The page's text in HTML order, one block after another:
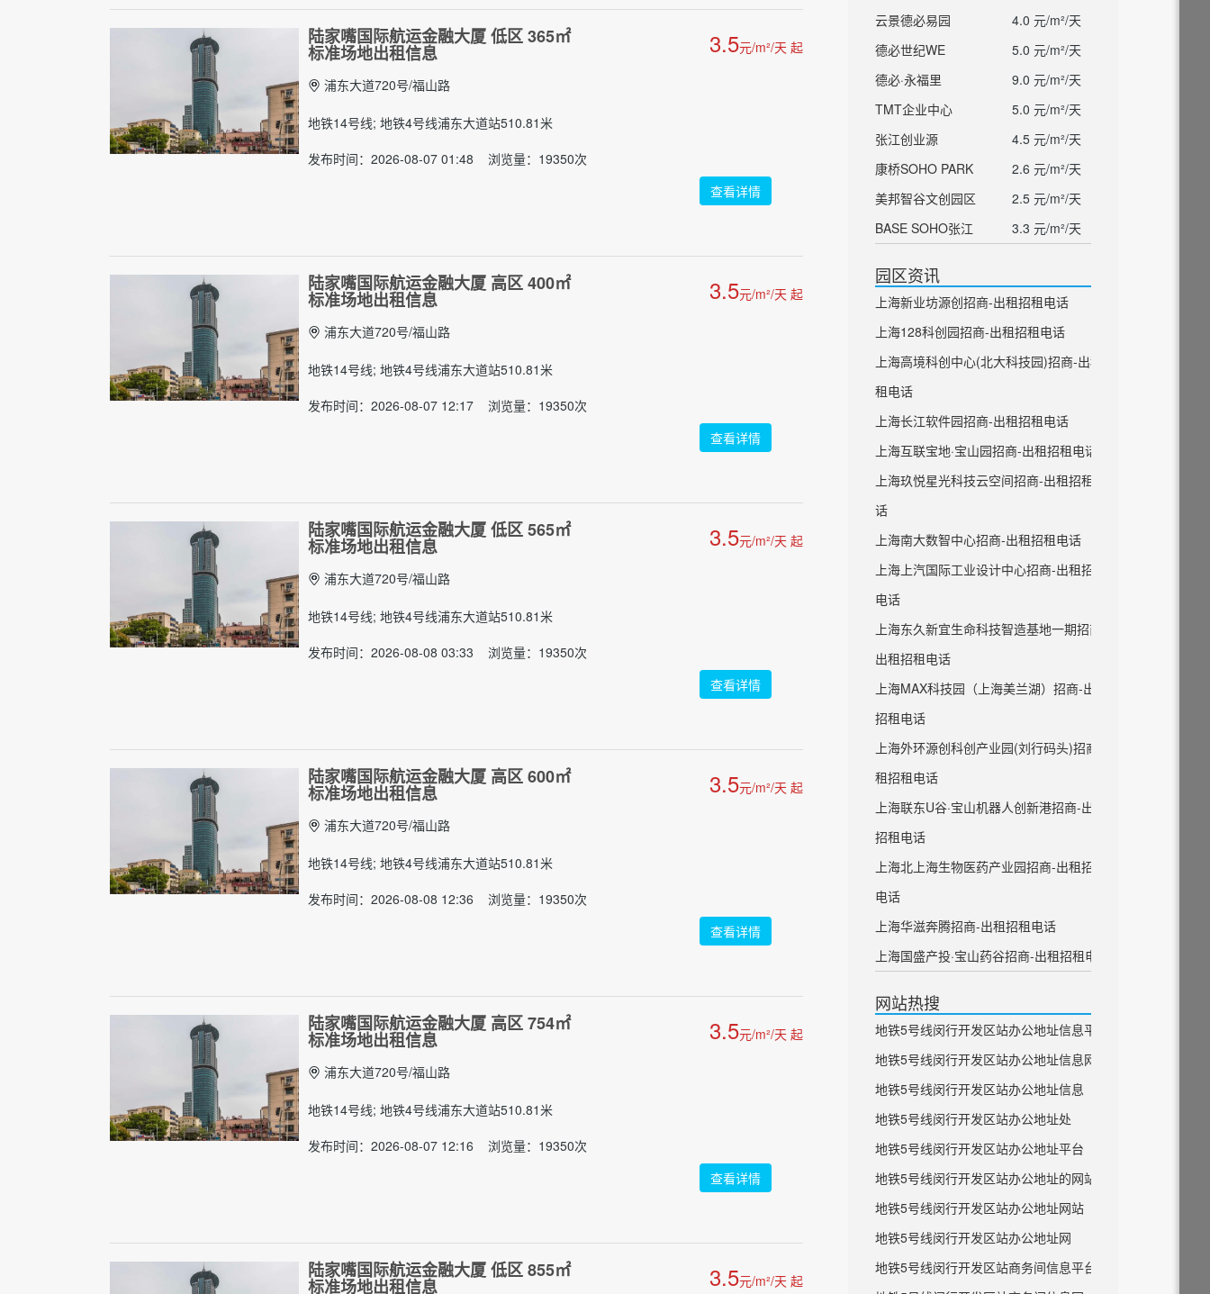
陆家嘴国际航运金融大厦 低区 365㎡
标准场地出租信息 3.5元/m²/天 起
浦东大道720号/福山路
地铁14号线; 地铁4号线浦东大道站510.81米
发布时间：2026-08-07 01:48 浏览量：19350次
查看详情
陆家嘴国际航运金融大厦 高区 400㎡
标准场地出租信息 3.5元/m²/天 起
浦东大道720号/福山路
地铁14号线; 地铁4号线浦东大道站510.81米
发布时间：2026-08-07 12:17 浏览量：19350次
查看详情
陆家嘴国际航运金融大厦 低区 565㎡
标准场地出租信息 3.5元/m²/天 起
浦东大道720号/福山路
地铁14号线; 地铁4号线浦东大道站510.81米
发布时间：2026-08-08 03:33 浏览量：19350次
查看详情
陆家嘴国际航运金融大厦 高区 600㎡
标准场地出租信息 3.5元/m²/天 起
浦东大道720号/福山路
地铁14号线; 地铁4号线浦东大道站510.81米
发布时间：2026-08-08 12:36 浏览量：19350次
查看详情
陆家嘴国际航运金融大厦 高区 754㎡
标准场地出租信息 3.5元/m²/天 起
浦东大道720号/福山路
地铁14号线; 地铁4号线浦东大道站510.81米
发布时间：2026-08-07 12:16 浏览量：19350次
查看详情
陆家嘴国际航运金融大厦 低区 855㎡
标准场地出租信息 3.5元/m²/天 起
云景德必易园
4.0 元/m²/天
德必世纪WE
5.0 元/m²/天
德必·永福里
9.0 元/m²/天
TMT企业中心
5.0 元/m²/天
张江创业源
4.5 元/m²/天
康桥SOHO PARK
2.6 元/m²/天
美邦智谷文创园区
2.5 元/m²/天
BASE SOHO张江
3.3 元/m²/天
园区资讯
上海新业坊源创招商-出租招租电话
上海128科创园招商-出租招租电话
上海高境科创中心(北大科技园)招商-出租招
租电话
上海长江软件园招商-出租招租电话
上海互联宝地·宝山园招商-出租招租电话
上海玖悦星光科技云空间招商-出租招租电
话
上海南大数智中心招商-出租招租电话
上海上汽国际工业设计中心招商-出租招租
电话
上海东久新宜生命科技智造基地一期招商-
出租招租电话
上海MAX科技园（上海美兰湖）招商-出租
招租电话
上海外环源创科创产业园(刘行码头)招商-出
租招租电话
上海联东U谷·宝山机器人创新港招商-出租
招租电话
上海北上海生物医药产业园招商-出租招租
电话
上海华滋奔腾招商-出租招租电话
上海国盛产投·宝山药谷招商-出租招租电话
网站热搜
地铁5号线闵行开发区站办公地址信息平台
地铁5号线闵行开发区站办公地址信息网
地铁5号线闵行开发区站办公地址信息
地铁5号线闵行开发区站办公地址处
地铁5号线闵行开发区站办公地址平台
地铁5号线闵行开发区站办公地址的网站
地铁5号线闵行开发区站办公地址网站
地铁5号线闵行开发区站办公地址网
地铁5号线闵行开发区站商务间信息平台